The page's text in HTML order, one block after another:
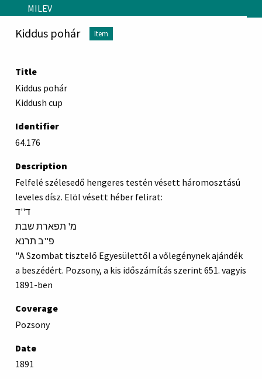
Skip to main content
MILEV
Kiddus pohár Item
Title
Kiddus pohár
Kiddush cup
Identifier
64.176
Description
Felfelé szélesedő hengeres testén vésett háromosztású
leveles dísz. Elöl vésett héber felirat:
ד''ד
מ' תפארת שבת
פ''ב תרנא
"A Szombat tisztelő Egyesülettől a vőlegénynek ajándék
a beszédért. Pozsony, a kis időszámítás szerint 651. vagyis
1891-ben
Coverage
Pozsony
Date
1891